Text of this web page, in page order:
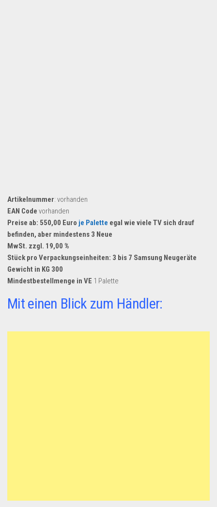
Artikelnummer: vorhanden
EAN Code vorhanden
Preise ab: 550,00 Euro je Palette egal wie viele TV sich drauf
befinden, aber mindestens 3 Neue
MwSt. zzgl. 19,00 %
Stück pro Verpackungseinheiten: 3 bis 7 Samsung Neugeräte
Gewicht in KG 300
Mindestbestellmenge in VE 1 Palette
Mit einen Blick zum Händler: